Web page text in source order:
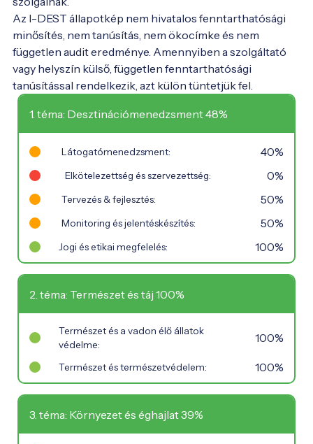
Az I-DEST állapotkép nem hivatalos fenntarthatósági
minősítés, nem tanúsítás, nem ökocímke és nem
független audit eredménye. Amennyiben a szolgáltató
vagy helyszín külső, független fenntarthatósági
tanúsítással rendelkezik, azt külön tüntetjük fel.
1. téma: Desztinációmenedzsment 48%
Látogatómenedzsment: 40%
Elkötelezettség és szervezettség: 0%
Tervezés & fejlesztés: 50%
Monitoring és jelentéskészítés: 50%
Jogi és etikai megfelelés: 100%
2. téma: Természet és táj 100%
Természet és a vadon élő állatok
védelme:
100%
Természet és természetvédelem: 100%
3. téma: Környezet és éghajlat 39%